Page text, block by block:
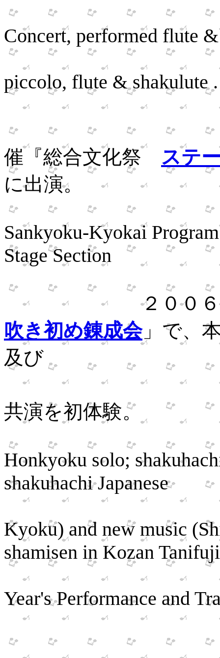
In the
Concert, performed flute
as
piccolo, flute & shakulute .
１１月、遠
催『総合文化祭 ステ
に出演。
Sankyoku-Kyokai
Stage Section
２００６年１
吹き初め錬成会」で、
及び
お箏と
共演を初体験。
Honkyoku solo;
shakuhachi Japanese
classical
Kyoku) and new music
shamisen in Kozan
First
Year's Performance and
同月